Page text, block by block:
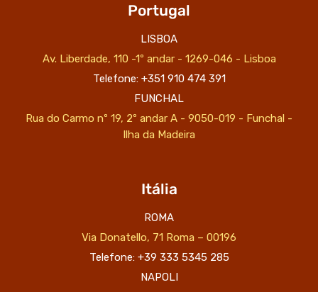
Portugal
LISBOA
Av. Liberdade, 110 -1º andar - 1269-046 - Lisboa
Telefone: +351 910 474 391
FUNCHAL
Rua do Carmo nº 19, 2º andar A - 9050-019 - Funchal -
Ilha da Madeira
Itália
ROMA
Via Donatello, 71 Roma – 00196
Telefone: +39 333 5345 285
NAPOLI